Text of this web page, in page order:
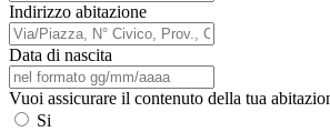
Indirizzo abitazione
Data di nascita
Vuoi assicurare il contenuto della tua
Si